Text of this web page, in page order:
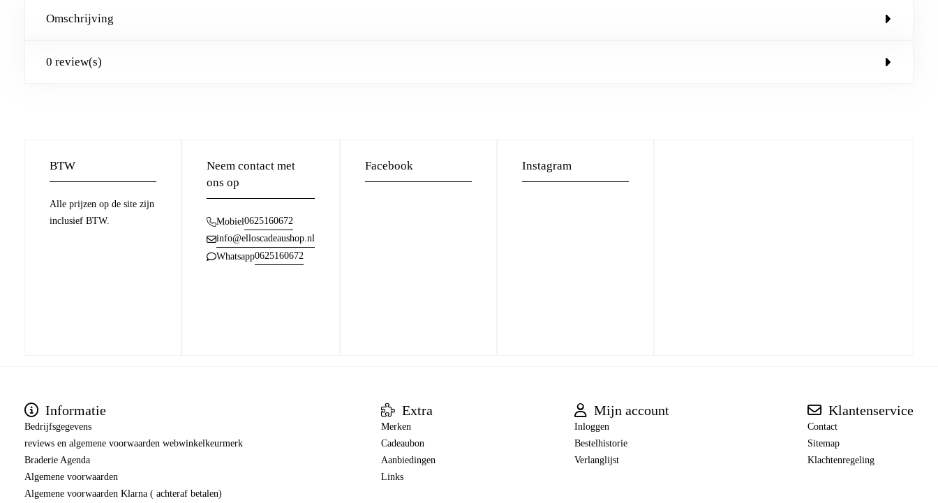
Omschrijving
0 review(s)
BTW
Alle prijzen op de site zijn
inclusief BTW.
Neem contact met
ons op
Mobiel0625160672
info@elloscadeaushop.nl
Whatsapp0625160672
Facebook Instagram
Informatie
Bedrijfsgegevens
reviews en algemene voorwaarden webwinkelkeurmerk
Braderie Agenda
Algemene voorwaarden
Algemene voorwaarden Klarna ( achteraf betalen)
Extra
Merken
Cadeaubon
Aanbiedingen
Links
Mijn account
Inloggen
Bestelhistorie
Verlanglijst
Klantenservice
Contact
Sitemap
Klachtenregeling